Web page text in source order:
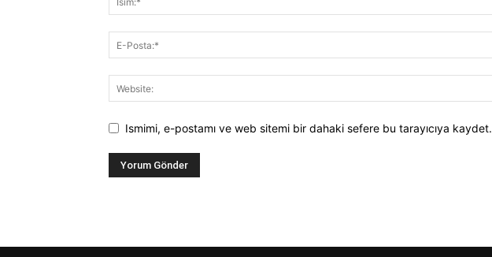
Ismimi, e-postamı ve web sitemi bir dahaki sefere bu tarayıcıya kaydet.